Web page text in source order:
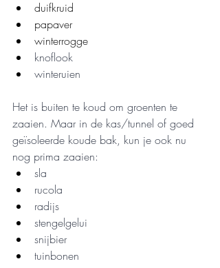
duifkruid
papaver
winterrogge
knoflook
winteruien
Het is buiten te koud om groenten te
zaaien. Maar in de kas/tunnel of goed
geïsoleerde koude bak, kun je ook nu
nog prima zaaien:
sla
rucola
radijs
stengelgelui
snijbier
tuinbonen